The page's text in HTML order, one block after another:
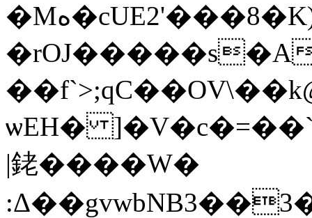
�Mە�cUE2'���8�K)o~WPN��O��Fc|<�N��E3bH$��J'ʹ-
�rOJ�����s�A
ѡEH�
|銠����W�